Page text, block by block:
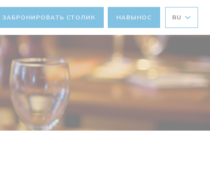
ЗАБРОНИРОВАТЬ СТОЛИК НАВЫНОС RU